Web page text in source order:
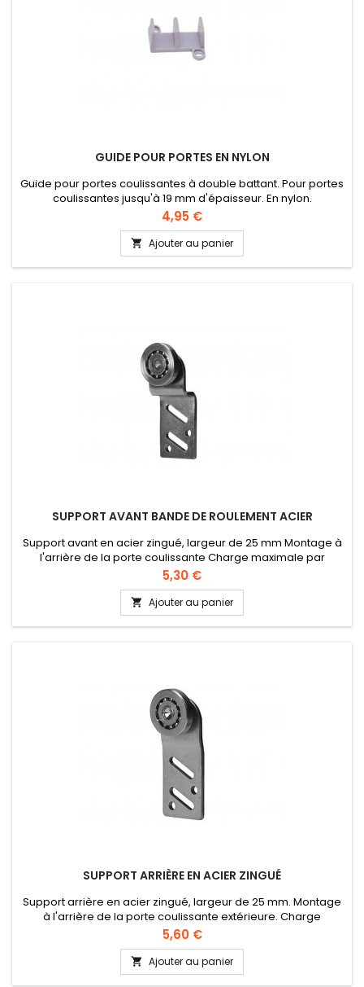
GUIDE POUR PORTES EN NYLON
Guide pour portes coulissantes à double battant. Pour portes
coulissantes jusqu'à 19 mm d'épaisseur. En nylon.
Prix
4,95 €
 Ajouter au panier
SUPPORT AVANT BANDE DE ROULEMENT ACIER
Support avant en acier zingué, largeur de 25 mm Montage à
l'arrière de la porte coulissante Charge maximale par
support: 12 kg Roulette plate et bande de roulement en acier,
équipée de roulements à billes Matière: acier zingué, largeur
de 25 mm. Montage à l’arrière de la porte coulissante.
Charge maximale par support: ± 12 kg.
Prix
5,30 €
 Ajouter au panier
SUPPORT ARRIÈRE EN ACIER ZINGUÉ
Support arrière en acier zingué, largeur de 25 mm. Montage
à l'arrière de la porte coulissante extérieure. Charge
maximale par support: 12 kg.
Prix
5,60 €
 Ajouter au panier